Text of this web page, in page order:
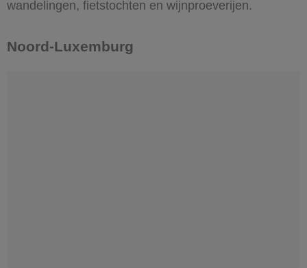
wandelingen, fietstochten en wijnproeverijen.
Noord-Luxemburg